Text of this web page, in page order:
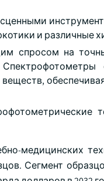
и различные
спросом на
медицинских
Сегмент